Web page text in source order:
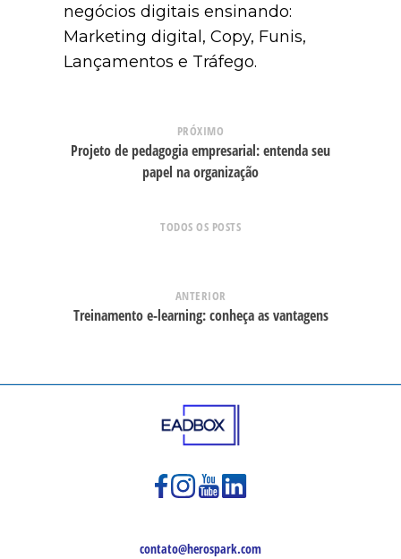
negócios digitais ensinando:
Marketing digital, Copy, Funis,
Lançamentos e Tráfego.
PRÓXIMO
Projeto de pedagogia empresarial: entenda seu
papel na organização
TODOS OS POSTS
ANTERIOR
Treinamento e-learning: conheça as vantagens
contato@herospark.com